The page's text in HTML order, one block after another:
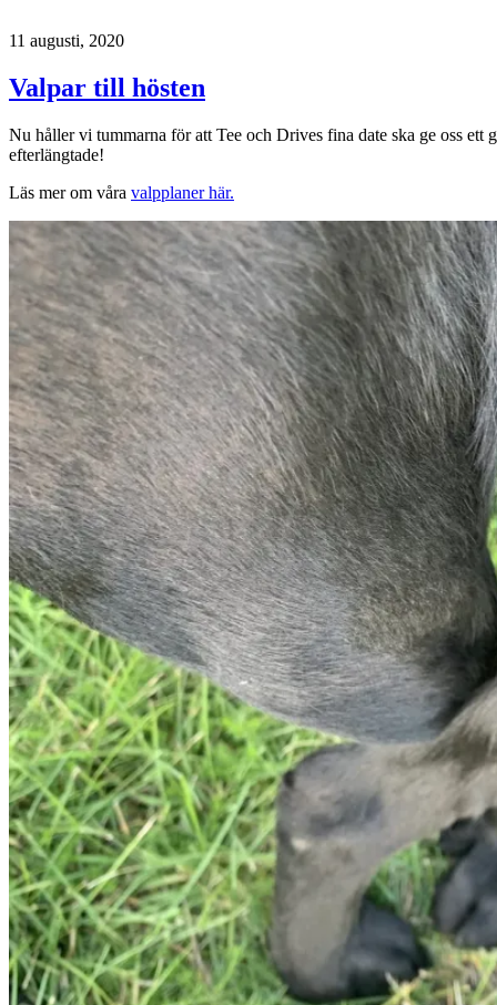
11 augusti, 2020
Valpar till hösten
Nu håller vi tummarna för att Tee och Drives fina date ska ge oss ett
efterlängtade!
Läs mer om våra valpplaner här.